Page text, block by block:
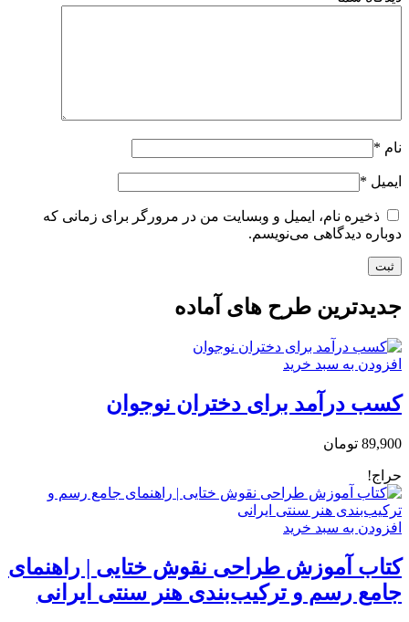
نام *
ایمیل *
ذخیره نام، ایمیل و وبسایت من در مرورگر برای زمانی که
دوباره دیدگاهی می‌نویسم.
جدیدترین طرح های آماده
افزودن به سبد خرید
کسب درآمد برای دختران نوجوان
89,900 تومان
حراج!
افزودن به سبد خرید
کتاب آموزش طراحی نقوش ختایی | راهنمای
جامع رسم و ترکیب‌بندی هنر سنتی ایرانی